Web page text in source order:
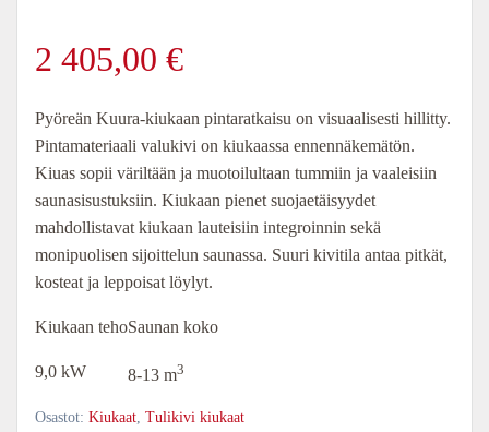
2 405,00 €
Pyöreän Kuura-kiukaan pintaratkaisu on visuaalisesti hillitty.
Pintamateriaali valukivi on kiukaassa ennennäkemätön.
Kiuas sopii väriltään ja muotoilultaan tummiin ja vaaleisiin
saunasisustuksiin. Kiukaan pienet suojaetäisyydet
mahdollistavat kiukaan lauteisiin integroinnin sekä
monipuolisen sijoittelun saunassa. Suuri kivitila antaa pitkät,
kosteat ja leppoisat löylyt.
Kiukaan teho
9,0 kW
Saunan koko
8-13 m3
Osastot: Kiukaat, Tulikivi kiukaat